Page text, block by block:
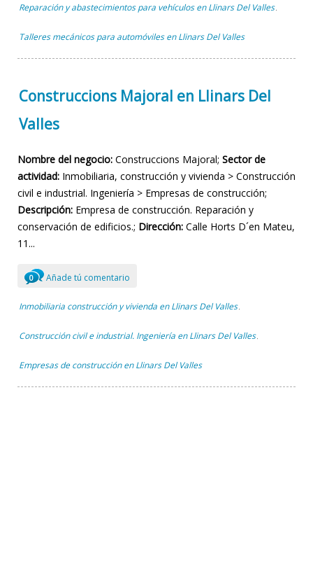
Reparación y abastecimientos para vehículos en Llinars Del Valles
Talleres mecánicos para automóviles en Llinars Del Valles
Construccions Majoral en Llinars Del
Valles
Nombre del negocio: Construccions Majoral; Sector de
actividad: Inmobiliaria, construcción y vivienda > Construcción
civil e industrial. Ingeniería > Empresas de construcción;
Descripción: Empresa de construcción. Reparación y
conservación de edificios.; Dirección: Calle Horts D´en Mateu,
11...
0 Añade tú comentario
Inmobiliaria construcción y vivienda en Llinars Del Valles ,
Construcción civil e industrial. Ingeniería en Llinars Del Valles ,
Empresas de construcción en Llinars Del Valles